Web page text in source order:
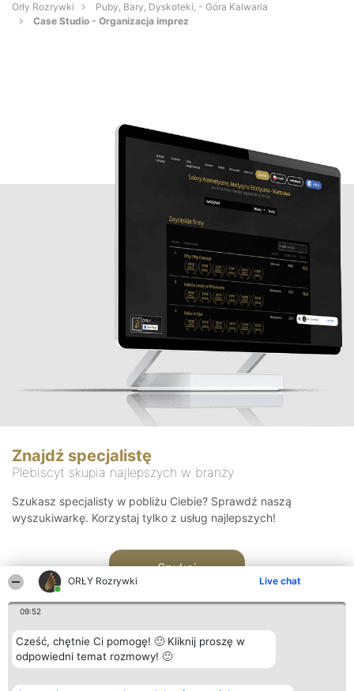
ORŁY Rozrywki Live chat
09:52
Cześć, chętnie Ci pomogę! 🙂 Kliknij proszę w
odpowiedni temat rozmowy! 🙂
Orły Rozrywki
Puby, Bary, Dyskoteki, - Góra Kalwaria
Case Studio - Organizacja imprez
Znajdź specjalistę
Plebiscyt skupia najlepszych w branży
Szukasz specjalisty w pobliżu Ciebie? Sprawdź naszą
wyszukiwarkę. Korzystaj tylko z usług najlepszych!
Szukaj
Organizator plebiscytu Plebiscyt Kontakt